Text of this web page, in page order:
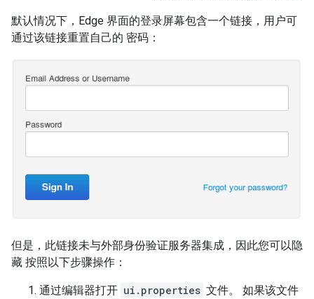
默认情况下，Edge 界面的登录屏幕包含一个链接，用户可
通过该链接重置自己的 密码：
但是，此链接未与外部身份验证服务器集成，因此您可以隐
藏 按照以下步骤操作：
通过编辑器打开 ui.properties 文件。 如果该文件